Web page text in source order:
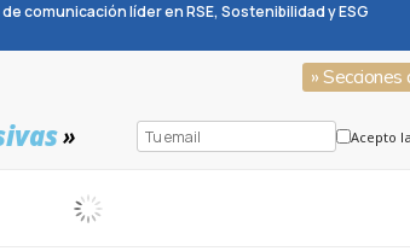
comunicación líder en RSE, Sostenibilidad y ESG
»
» Acepto